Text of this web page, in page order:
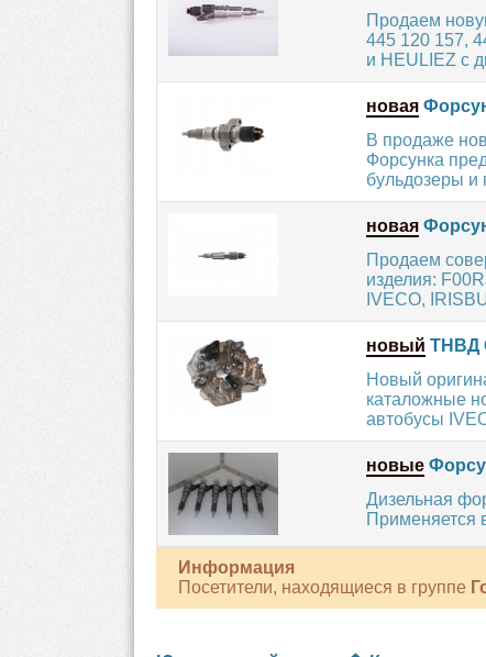
Продаем
445 120 157,
и HEULIEZ с
новая
В продаже
Форсунка
бульдозеры и
новая
Продаем
изделия:
IVECO,
новый ТНВД
Новый
каталожные
автобусы
новые
Дизельная
Применяется
Информация
Посетители, находящиеся в группе